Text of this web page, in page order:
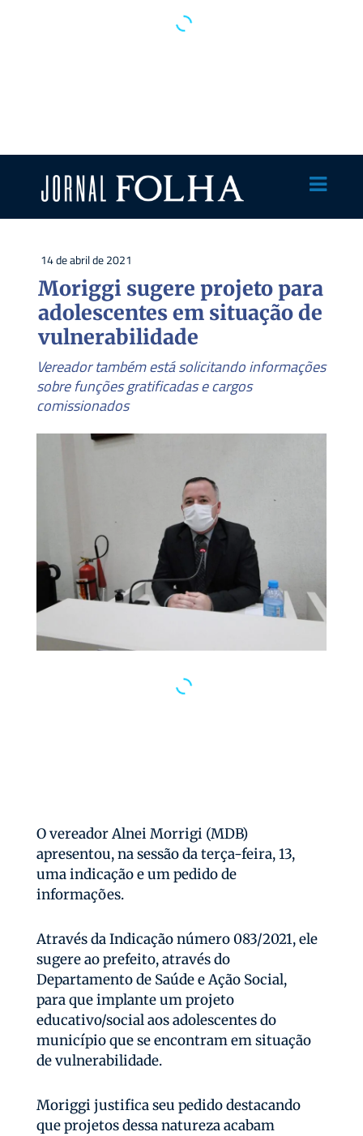
14 de abril de 2021
Moriggi sugere projeto para
adolescentes em situação de
vulnerabilidade
Vereador também está solicitando informações
sobre funções gratificadas e cargos
comissionados
O vereador Alnei Morrigi (MDB)
apresentou, na sessão da terça-feira, 13,
uma indicação e um pedido de
informações.
Através da Indicação número 083/2021, ele
sugere ao prefeito, através do
Departamento de Saúde e Ação Social,
para que implante um projeto
educativo/social aos adolescentes do
município que se encontram em situação
de vulnerabilidade.
Moriggi justifica seu pedido destacando
que projetos dessa natureza acabam